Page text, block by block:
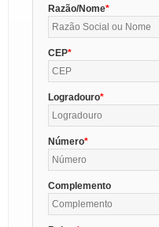
Razão/Nome
CEP
Logradouro
Número
Complemento